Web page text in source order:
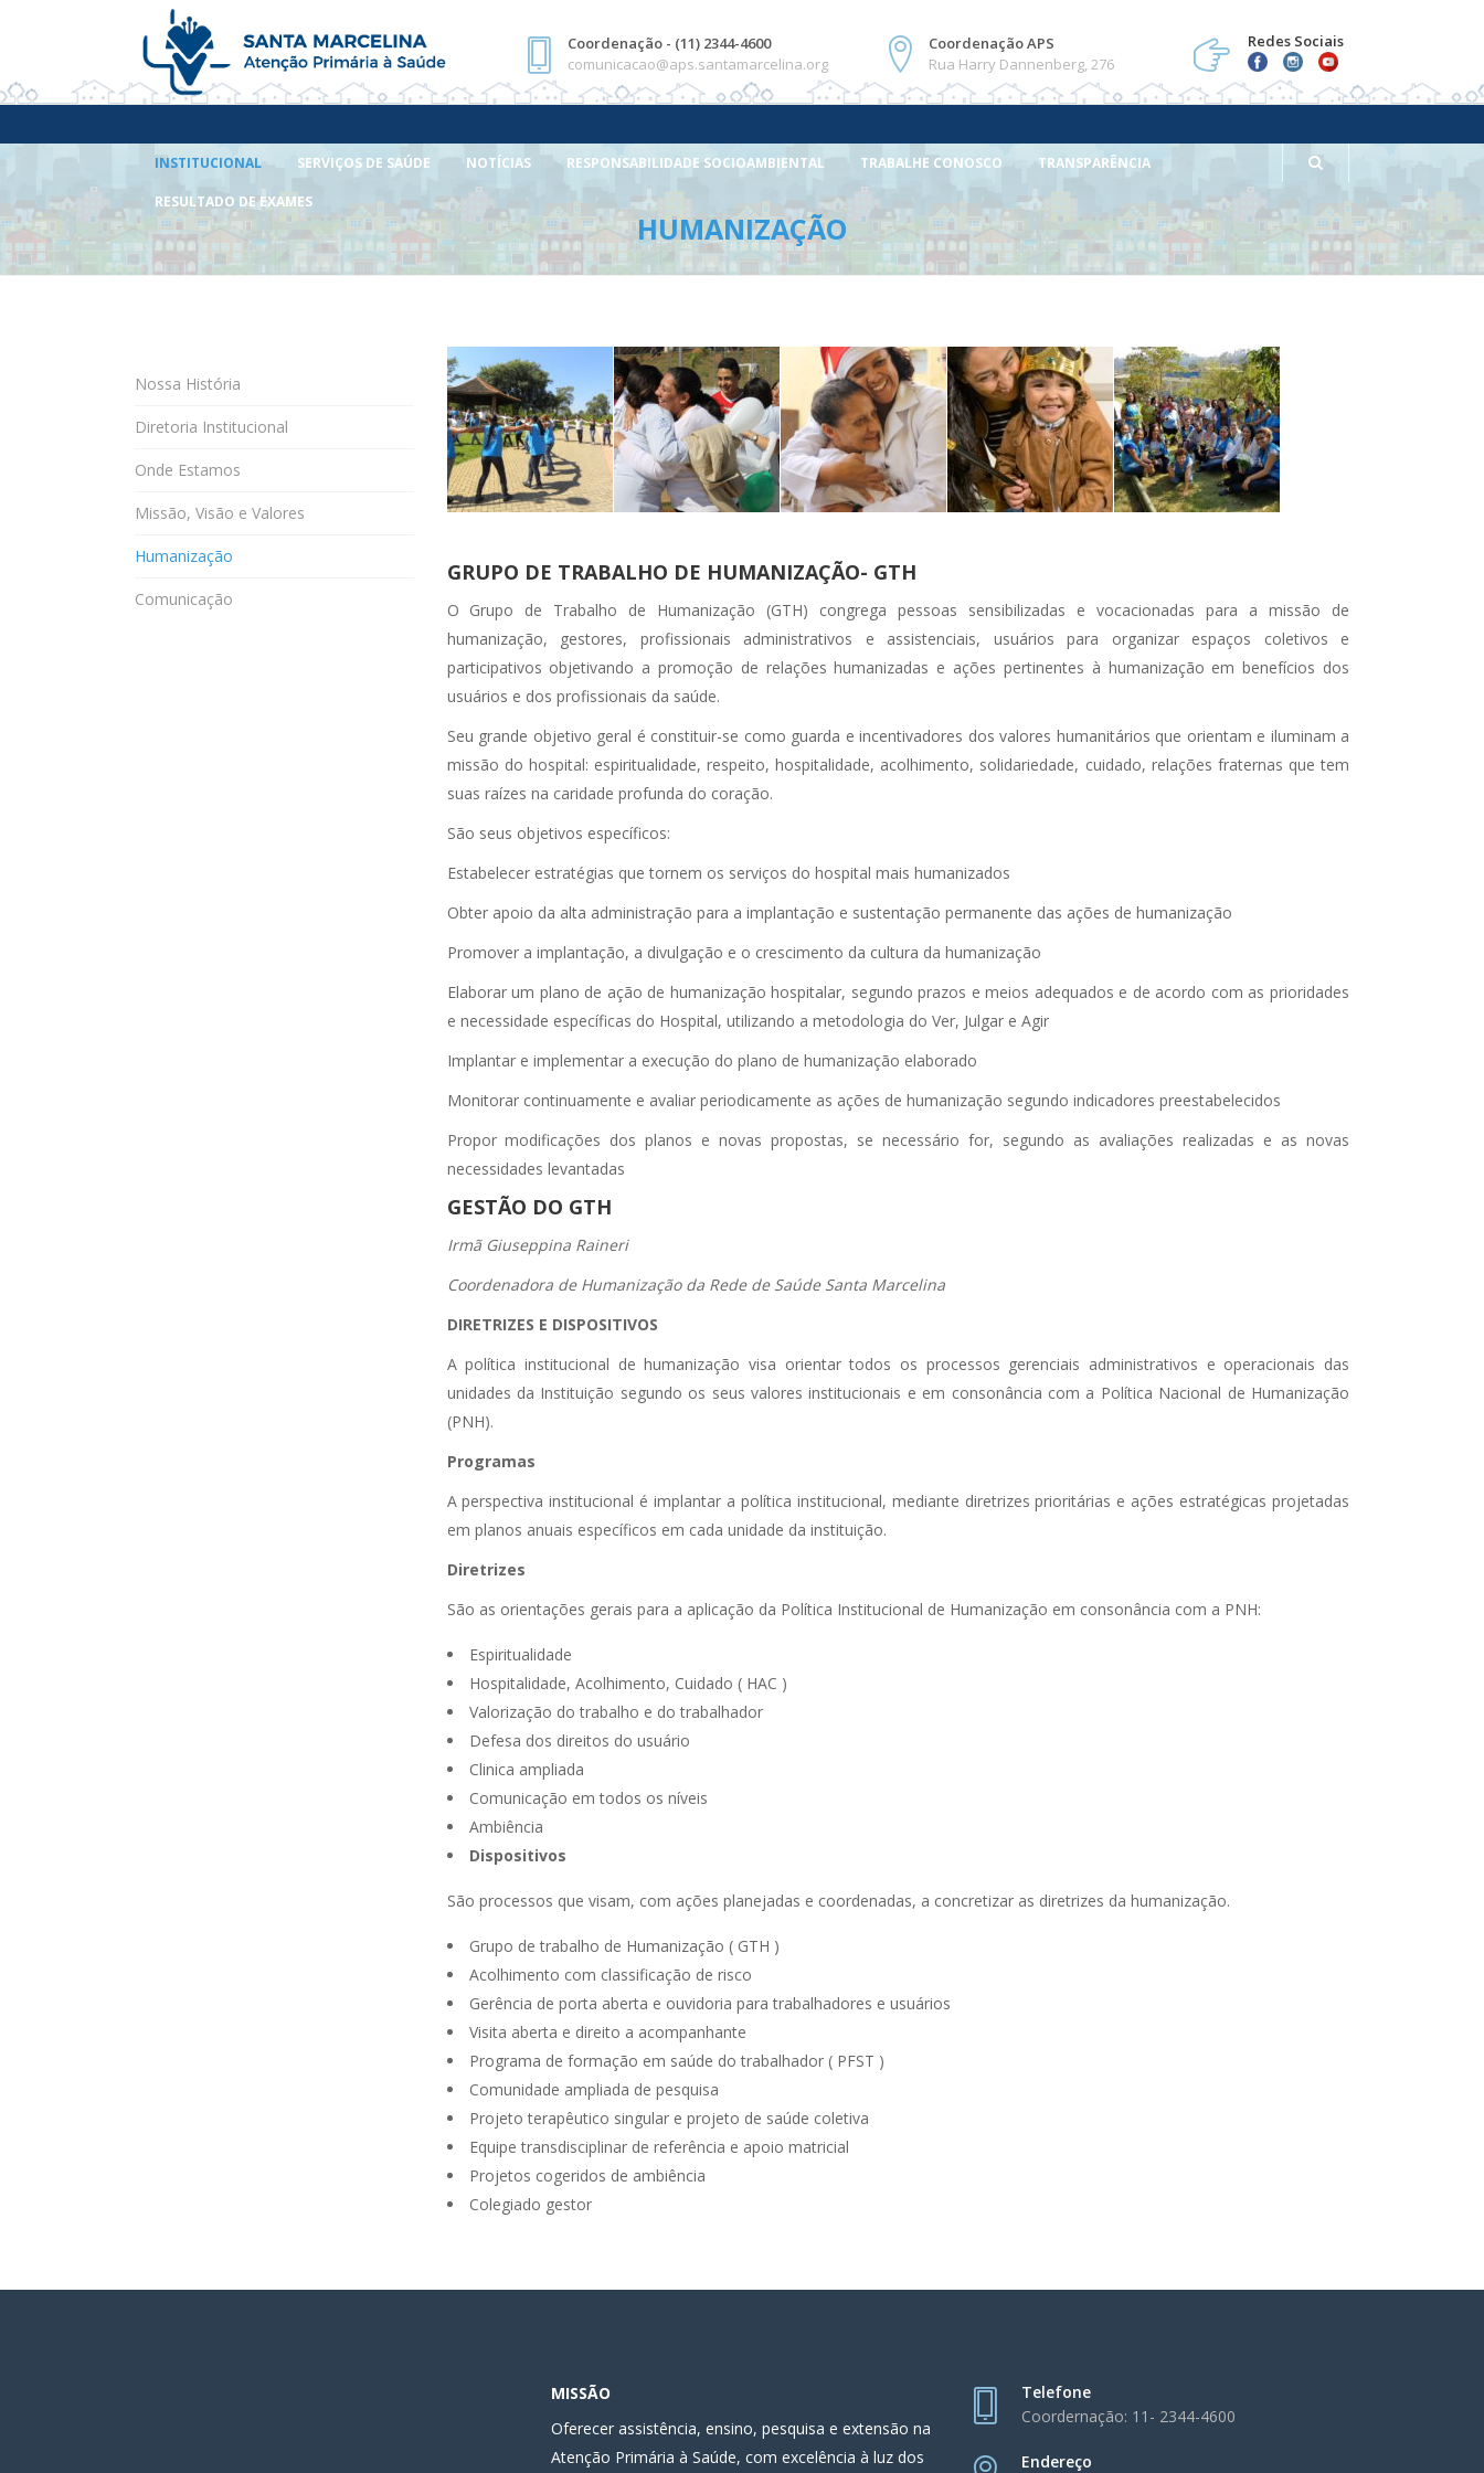
Coordenação - (11) 2344-4600
comunicacao@aps.santamarcelina.org
Coordenação APS
Rua Harry Dannenberg, 276
Redes Sociais
INSTITUCIONAL SERVIÇOS DE SAÚDE NOTÍCIAS RESPONSABILIDADE SOCIOAMBIENTAL TRABALHE CONOSCO TRANSPARÊNCIA
RESULTADO DE EXAMES
HUMANIZAÇÃO
GRUPO DE TRABALHO DE HUMANIZAÇÃO- GTH
O Grupo de Trabalho de Humanização (GTH) congrega pessoas sensibilizadas e vocacionadas para a missão de
humanização, gestores, profissionais administrativos e assistenciais, usuários para organizar espaços coletivos e
participativos objetivando a promoção de relações humanizadas e ações pertinentes à humanização em benefícios dos
usuários e dos profissionais da saúde.
Seu grande objetivo geral é constituir-se como guarda e incentivadores dos valores humanitários que orientam e iluminam a
missão do hospital: espiritualidade, respeito, hospitalidade, acolhimento, solidariedade, cuidado, relações fraternas que tem
suas raízes na caridade profunda do coração.
São seus objetivos específicos:
Estabelecer estratégias que tornem os serviços do hospital mais humanizados
Obter apoio da alta administração para a implantação e sustentação permanente das ações de humanização
Promover a implantação, a divulgação e o crescimento da cultura da humanização
Elaborar um plano de ação de humanização hospitalar, segundo prazos e meios adequados e de acordo com as prioridades
e necessidade específicas do Hospital, utilizando a metodologia do Ver, Julgar e Agir
Implantar e implementar a execução do plano de humanização elaborado
Monitorar continuamente e avaliar periodicamente as ações de humanização segundo indicadores preestabelecidos
Propor modificações dos planos e novas propostas, se necessário for, segundo as avaliações realizadas e as novas
necessidades levantadas
GESTÃO DO GTH
Irmã Giuseppina Raineri
Coordenadora de Humanização da Rede de Saúde Santa Marcelina
DIRETRIZES E DISPOSITIVOS
A política institucional de humanização visa orientar todos os processos gerenciais administrativos e operacionais das
unidades da Instituição segundo os seus valores institucionais e em consonância com a Política Nacional de Humanização
(PNH).
Programas
A perspectiva institucional é implantar a política institucional, mediante diretrizes prioritárias e ações estratégicas projetadas
em planos anuais específicos em cada unidade da instituição.
Diretrizes
São as orientações gerais para a aplicação da Política Institucional de Humanização em consonância com a PNH:
Espiritualidade
Hospitalidade, Acolhimento, Cuidado ( HAC )
Valorização do trabalho e do trabalhador
Defesa dos direitos do usuário
Clinica ampliada
Comunicação em todos os níveis
Ambiência
Dispositivos
São processos que visam, com ações planejadas e coordenadas, a concretizar as diretrizes da humanização.
Grupo de trabalho de Humanização ( GTH )
Acolhimento com classificação de risco
Gerência de porta aberta e ouvidoria para trabalhadores e usuários
Visita aberta e direito a acompanhante
Programa de formação em saúde do trabalhador ( PFST )
Comunidade ampliada de pesquisa
Projeto terapêutico singular e projeto de saúde coletiva
Equipe transdisciplinar de referência e apoio matricial
Projetos cogeridos de ambiência
Colegiado gestor
Nossa História
Diretoria Institucional
Onde Estamos
Missão, Visão e Valores
Humanização
Comunicação
MISSÃO
Oferecer assistência, ensino, pesquisa e extensão na
Atenção Primária à Saúde, com excelência à luz dos
Telefone
Coordernação: 11- 2344-4600
Endereço